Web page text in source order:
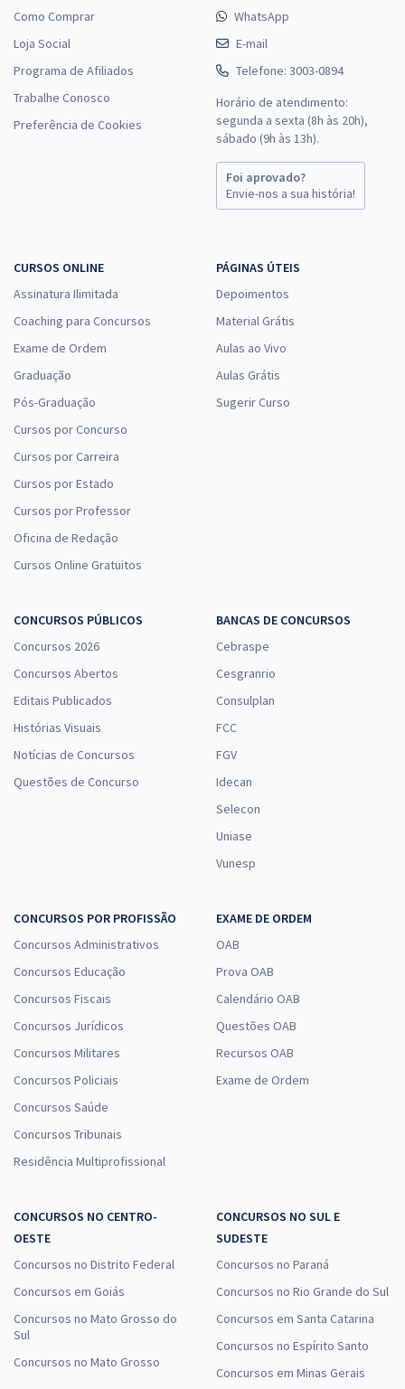
Como Comprar
Loja Social
Programa de Afiliados
Trabalhe Conosco
Preferência de Cookies
WhatsApp
E-mail
Telefone: 3003-0894
Horário de atendimento:
segunda a sexta (8h às 20h),
sábado (9h às 13h).
Foi aprovado?
Envie-nos a sua história!
CURSOS ONLINE
Assinatura Ilimitada
Coaching para Concursos
Exame de Ordem
Graduação
Pós-Graduação
Cursos por Concurso
Cursos por Carreira
Cursos por Estado
Cursos por Professor
Oficina de Redação
Cursos Online Gratuitos
PÁGINAS ÚTEIS
Depoimentos
Material Grátis
Aulas ao Vivo
Aulas Grátis
Sugerir Curso
CONCURSOS PÚBLICOS
Concursos 2026
Concursos Abertos
Editais Publicados
Histórias Visuais
Notícias de Concursos
Questões de Concurso
BANCAS DE CONCURSOS
Cebraspe
Cesgranrio
Consulplan
FCC
FGV
Idecan
Selecon
Uniase
Vunesp
CONCURSOS POR PROFISSÃO
Concursos Administrativos
Concursos Educação
Concursos Fiscais
Concursos Jurídicos
Concursos Militares
Concursos Policiais
Concursos Saúde
Concursos Tribunais
Residência Multiprofissional
EXAME DE ORDEM
OAB
Prova OAB
Calendário OAB
Questões OAB
Recursos OAB
Exame de Ordem
CONCURSOS NO CENTRO-
OESTE
Concursos no Distrito Federal
Concursos em Goiás
Concursos no Mato Grosso do
Sul
Concursos no Mato Grosso
CONCURSOS NO SUL E
SUDESTE
Concursos no Paraná
Concursos no Rio Grande do Sul
Concursos em Santa Catarina
Concursos no Espírito Santo
Concursos em Minas Gerais